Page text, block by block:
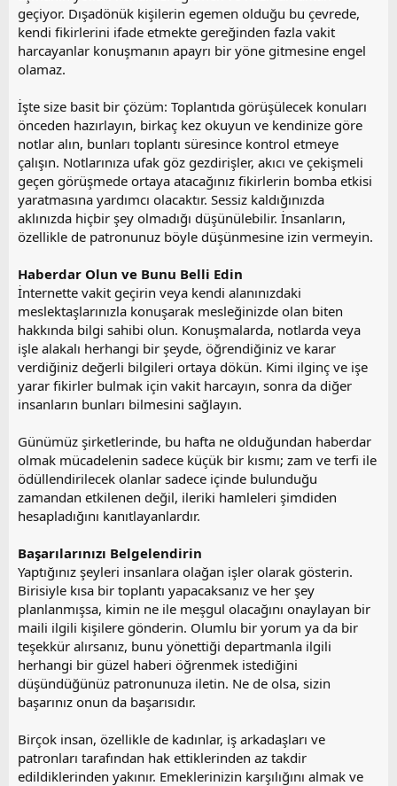
geçiyor. Dışadönük kişilerin egemen olduğu bu çevrede,
kendi fikirlerini ifade etmekte gereğinden fazla vakit
harcayanlar konuşmanın apayrı bir yöne gitmesine engel
olamaz.
İşte size basit bir çözüm: Toplantıda görüşülecek konuları
önceden hazırlayın, birkaç kez okuyun ve kendinize göre
notlar alın, bunları toplantı süresince kontrol etmeye
çalışın. Notlarınıza ufak göz gezdirişler, akıcı ve çekişmeli
geçen görüşmede ortaya atacağınız fikirlerin bomba etkisi
yaratmasına yardımcı olacaktır. Sessiz kaldığınızda
aklınızda hiçbir şey olmadığı düşünülebilir. İnsanların,
özellikle de patronunuz böyle düşünmesine izin vermeyin.
Haberdar Olun ve Bunu Belli Edin
İnternette vakit geçirin veya kendi alanınızdaki
meslektaşlarınızla konuşarak mesleğinizde olan biten
hakkında bilgi sahibi olun. Konuşmalarda, notlarda veya
işle alakalı herhangi bir şeyde, öğrendiğiniz ve karar
verdiğiniz değerli bilgileri ortaya dökün. Kimi ilginç ve işe
yarar fikirler bulmak için vakit harcayın, sonra da diğer
insanların bunları bilmesini sağlayın.
Günümüz şirketlerinde, bu hafta ne olduğundan haberdar
olmak mücadelenin sadece küçük bir kısmı; zam ve terfi ile
ödüllendirilecek olanlar sadece içinde bulunduğu
zamandan etkilenen değil, ileriki hamleleri şimdiden
hesapladığını kanıtlayanlardır.
Başarılarınızı Belgelendirin
Yaptığınız şeyleri insanlara olağan işler olarak gösterin.
Birisiyle kısa bir toplantı yapacaksanız ve her şey
planlanmışsa, kimin ne ile meşgul olacağını onaylayan bir
maili ilgili kişilere gönderin. Olumlu bir yorum ya da bir
teşekkür alırsanız, bunu yönettiği departmanla ilgili
herhangi bir güzel haberi öğrenmek istediğini
düşündüğünüz patronunuza iletin. Ne de olsa, sizin
başarınız onun da başarısıdır.
Birçok insan, özellikle de kadınlar, iş arkadaşları ve
patronları tarafından hak ettiklerinden az takdir
edildiklerinden yakınır. Emeklerinizin karşılığını almak ve